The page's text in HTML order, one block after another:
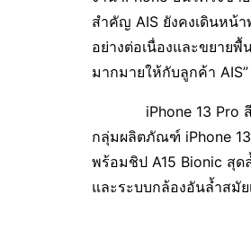
สำคัญ AIS ยังคงเดินหน้
อย่างต่อเนื่องและขยาย
มากมายให้กับลูกค้า AIS”
iPhone 13 Pro สีเขีย
กลุ่มผลิตภัณฑ์ iPhone
พร้อมชิป A15 Bionic สุ
และระบบกล้องอันล้ำสมั